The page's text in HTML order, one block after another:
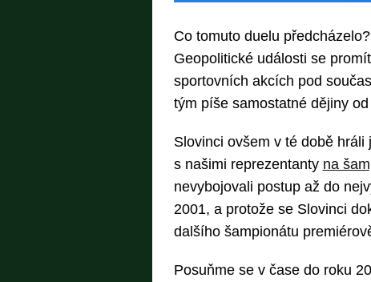
Co tomuto duelu
Geopolitické události se
sportovních akcích pod
tým píše samostatné dějiny
Slovinci ovšem v té době
s našimi reprezentanty na
nevybojovali postup až do
2001, a protože se Slovinci
dalšího šampionátu
Posuňme se v čase do roku